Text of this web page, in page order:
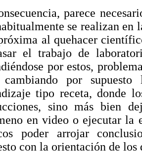
parece
se realizan en
al quehacer
el trabajo de
por estos,
cambiando por
tipo receta, donde
sino más bien
en video o ejecutar la
poder arrojar
con la orientación de los